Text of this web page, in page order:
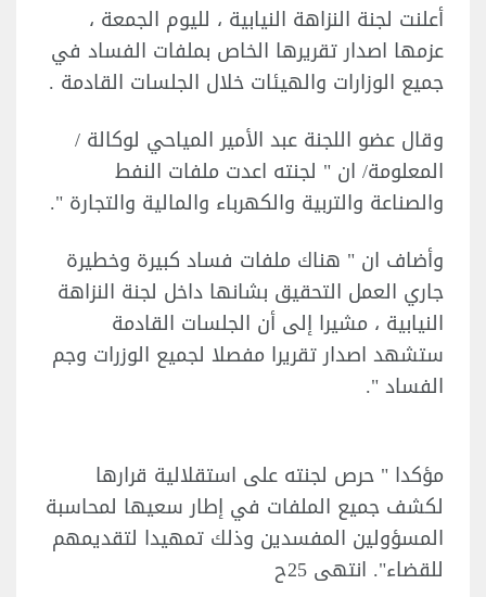
أعلنت لجنة النزاهة النيابية ، لليوم الجمعة ،
عزمها اصدار تقريرها الخاص بملفات الفساد في
جميع الوزارات والهيئات خلال الجلسات القادمة .
وقال عضو اللجنة عبد الأمير المياحي لوكالة /
المعلومة/ ان " لجنته اعدت ملفات النفط
والصناعة والتربية والكهرباء والمالية والتجارة ".
وأضاف ان " هناك ملفات فساد كبيرة وخطيرة
جاري العمل التحقيق بشانها داخل لجنة النزاهة
النيابية ، مشيرا إلى أن الجلسات القادمة
ستشهد اصدار تقريرا مفصلا لجميع الوزرات وجم
الفساد ".
مؤكدا " حرص لجنته على استقلالية قرارها
لكشف جميع الملفات في إطار سعيها لمحاسبة
المسؤولين المفسدين وذلك تمهيدا لتقديمهم
للقضاء". انتهى 25ح